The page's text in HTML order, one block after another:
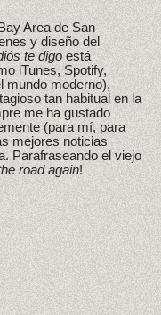
Area de San
y diseño del
te digoestá
iTunes, Spotify,
mundo moderno),
tan habitual en la
me ha gustado
(para mí, para
mejores noticias
Parafraseando el viejo
road again!